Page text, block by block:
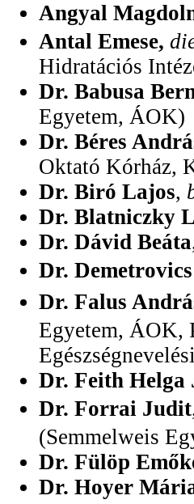
Angyal
Antal Emese,
Hidratációs
Dr. Babusa
Egyetem, ÁOK)
Dr. Béres
Oktató Kórház,
Dr. Biró Lajos,
Dr. Blatniczky
Dr. Dávid Beáta
Dr.
Dr. Falus
Egyetem, ÁOK,
Dr. Feith Helga
Dr. Forrai Judit
(Semmelweis
Dr. Fülöp
Dr. Hoyer